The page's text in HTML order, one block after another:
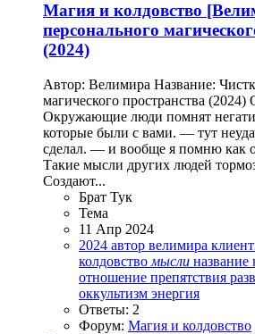
Магия и колдовство
персонального
(2024)
Автор: Велимира Название:
магического пространства (2024)
Окружающие люди помнят
которые были с вами. — тут
сделал. — и вообще я помню как
Такие мысли других людей
Создают...
Брат Тук
Тема
11 Апр 2024
2024 автор велимира
колдовство мысли название
отношение препятствия
оккультизм энергия
Ответы: 2
Форум: Магия и колдовство